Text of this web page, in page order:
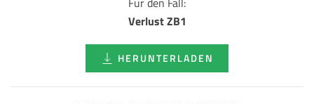
Verlust ZB1
HERUNTERLADEN